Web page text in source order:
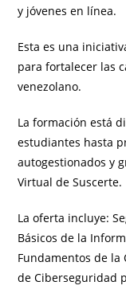
y jóvenes en línea.
Esta es una
para fortalecer las
venezolano.
La formación está
estudiantes hasta
autogestionados y
Virtual de Suscerte.
La oferta incluye:
Básicos de la
Fundamentos de
de Ciberseguridad